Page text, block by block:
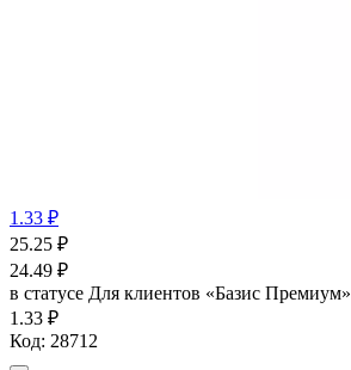
1.33 ₽
25.25 ₽
24.49 ₽
в статусе Для клиентов «Базис Премиум»
1.33 ₽
Код: 28712